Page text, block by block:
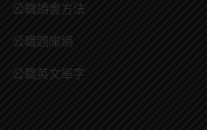
公職讀書方法
公職題庫網
公職英文單字